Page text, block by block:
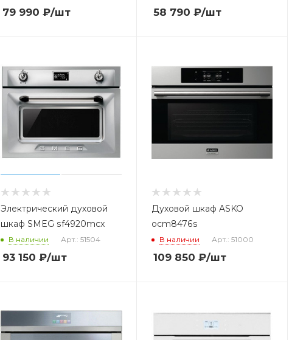
79 990 ₽/шт 58 790 ₽/шт
Электрический духовой
шкаф SMEG sf4920mcx
В наличии Арт.: 51504
93 150 ₽/шт
Духовой шкаф ASKO
ocm8476s
В наличии Арт.: 51000
109 850 ₽/шт